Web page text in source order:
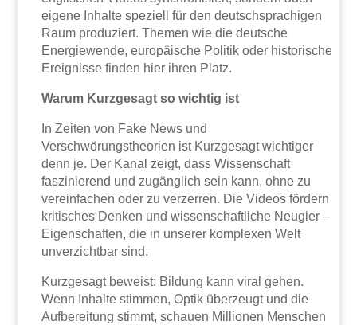
eigene Inhalte speziell für den deutschsprachigen
Raum produziert. Themen wie die deutsche
Energiewende, europäische Politik oder historische
Ereignisse finden hier ihren Platz.
Warum Kurzgesagt so wichtig ist
In Zeiten von Fake News und
Verschwörungstheorien ist Kurzgesagt wichtiger
denn je. Der Kanal zeigt, dass Wissenschaft
faszinierend und zugänglich sein kann, ohne zu
vereinfachen oder zu verzerren. Die Videos fördern
kritisches Denken und wissenschaftliche Neugier –
Eigenschaften, die in unserer komplexen Welt
unverzichtbar sind.
Kurzgesagt beweist: Bildung kann viral gehen.
Wenn Inhalte stimmen, Optik überzeugt und die
Aufbereitung stimmt, schauen Millionen Menschen